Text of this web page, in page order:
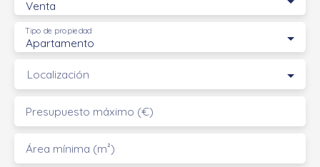
Venta
Apartamento
Tipo de propiedad
Localización
Presupuesto máximo (€)
Área mínima (m²)